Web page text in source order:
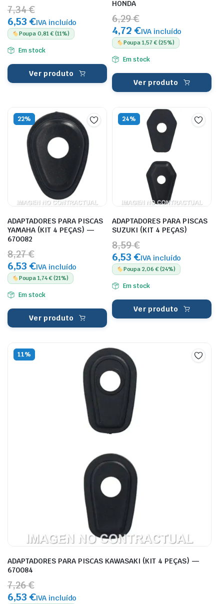
7,34 €
6,53 €IVA incluído
Poupa 0,81 € (11%)
Em stock
Ver produto
HONDA
6,29 €
4,72 €IVA incluído
Poupa 1,57 € (25%)
Em stock
Ver produto
22%
ADAPTADORES PARA PISCAS
YAMAHA (KIT 4 PEÇAS) —
670082
8,27 €
6,53 €IVA incluído
Poupa 1,74 € (21%)
Em stock
Ver produto
24%
ADAPTADORES PARA PISCAS
SUZUKI (KIT 4 PEÇAS)
8,59 €
6,53 €IVA incluído
Poupa 2,06 € (24%)
Em stock
Ver produto
11%
ADAPTADORES PARA PISCAS KAWASAKI (KIT 4 PEÇAS) —
670084
7,26 €
6,53 €IVA incluído